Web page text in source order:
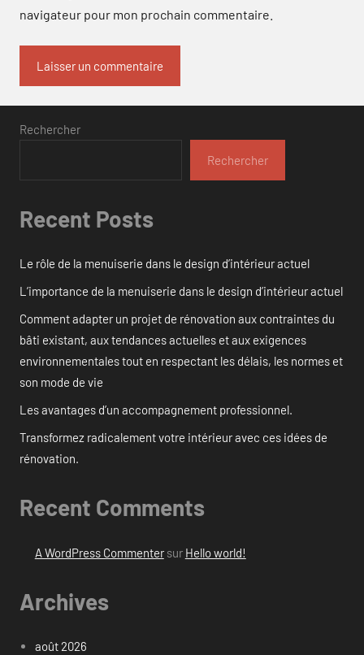
navigateur pour mon prochain commentaire.
Rechercher
Rechercher
Recent Posts
Le rôle de la menuiserie dans le design d’intérieur actuel
L’importance de la menuiserie dans le design d’intérieur actuel
Comment adapter un projet de rénovation aux contraintes du
bâti existant, aux tendances actuelles et aux exigences
environnementales tout en respectant les délais, les normes et
son mode de vie
Les avantages d’un accompagnement professionnel.
Transformez radicalement votre intérieur avec ces idées de
rénovation.
Recent Comments
A WordPress Commentersur Hello world!
Archives
août 2026